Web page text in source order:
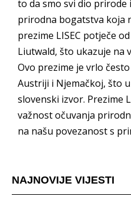
to da smo svi dio prirode
prirodna bogatstva koja
prezime LISEC potječe
Liutwald, što ukazuje na
Ovo prezime je vrlo
Austriji i Njemačkoj, što
slovenski izvor. Prezime
važnost očuvanja
na našu povezanost s
NAJNOVIJE VIJESTI